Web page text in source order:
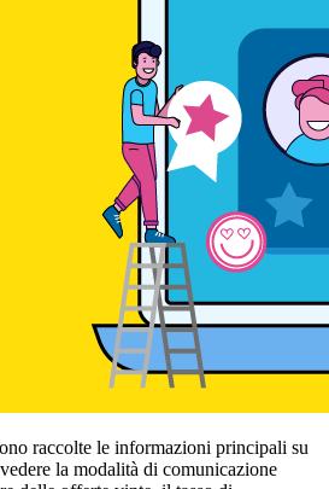
raccolte le informazioni principali su
la modalità di comunicazione